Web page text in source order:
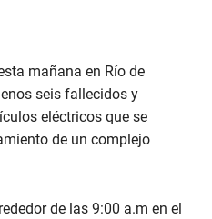
mañana en Río de
seis fallecidos y
eléctricos que se
de un complejo
de las 9:00 a.m en el